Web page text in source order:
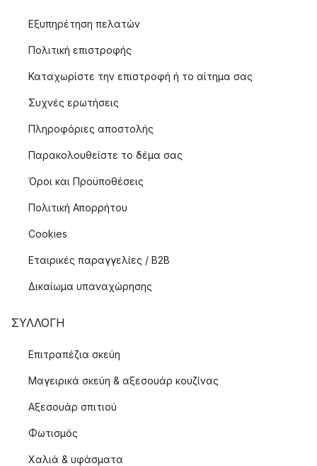
Εξυπηρέτηση πελατών
Πολιτική επιστροφής
Καταχωρίστε την επιστροφή ή το αίτημα σας
Συχνές ερωτήσεις
Πληροφόριες αποστολής
Παρακολουθείστε το δέμα σας
Όροι και Προϋποθέσεις
Πολιτική Απορρήτου
Cookies
Εταιρικές παραγγελίες / B2B
Δικαίωμα υπαναχώρησης
ΣΥΛΛΟΓΉ
Επιτραπέζια σκεύη
Μαγειρικά σκεύη & αξεσουάρ κουζίνας
Αξεσουάρ σπιτιού
Φωτισμός
Χαλιά & υφάσματα